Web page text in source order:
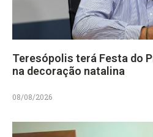
Teresópolis terá Festa do
na decoração natalina
08/08/2026